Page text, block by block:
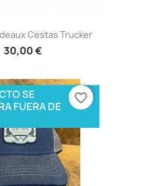
Cestas Trucker
30,00 €
SE
FUERA DE
favorite_border